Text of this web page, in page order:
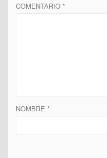
COMENTARIO *
NOMBRE *